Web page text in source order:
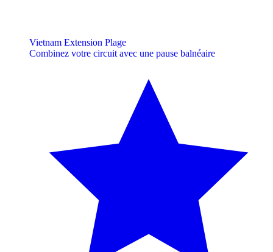
Vietnam Extension Plage
Combinez votre circuit avec une pause balnéaire